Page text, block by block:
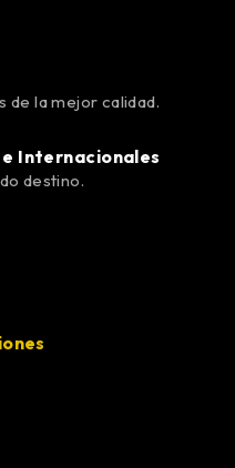
la mejor calidad.
Internacionales
destino.